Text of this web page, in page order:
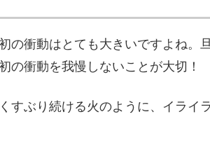
の衝動はとても大きいですよね。
の衝動を我慢しないことが大切！
すぶり続ける火のように、イライ